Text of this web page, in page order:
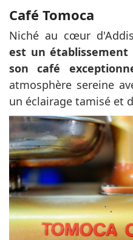
Café Tomoca
Niché au cœur
est un
son café
atmosphère sereine
un éclairage tamisé et